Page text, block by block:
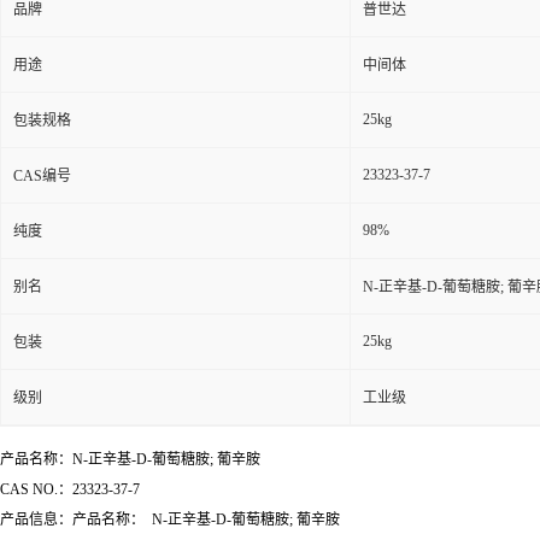
品牌 普世达
用途 中间体
包装规格 25kg
CAS编号 23323-37-7
纯度 98%
别名 N-正辛基-D-葡萄糖胺; 葡辛
包装 25kg
级别 工业级
产品名称：N-正辛基-D-葡萄糖胺; 葡辛胺
CAS NO.：23323-37-7
产品信息：产品名称： N-正辛基-D-葡萄糖胺; 葡辛胺